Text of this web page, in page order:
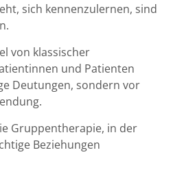
sich kennenzulernen, sind
von klassischer
und Patienten
Deutungen, sondern vor
Gruppentherapie, in der
Beziehungen